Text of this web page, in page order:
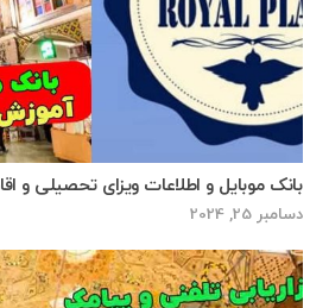
بانک موبایل و اطلاعات ویزای تحصیلی و
دسامبر 25, 2024